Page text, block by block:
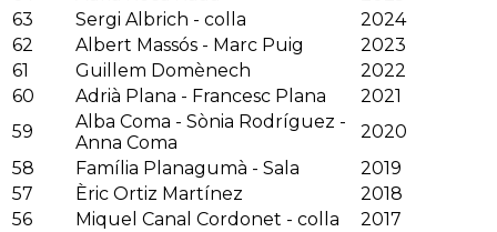
63
Sergi Albrich - colla
2024
62
Albert Massós - Marc Puig
2023
61
Guillem Domènech
2022
60
Adrià Plana - Francesc Plana
2021
59
Alba Coma - Sònia Rodríguez -
Anna Coma
2020
58
Família Planagumà - Sala
2019
57
Èric Ortiz Martínez
2018
56
Miquel Canal Cordonet - colla
2017